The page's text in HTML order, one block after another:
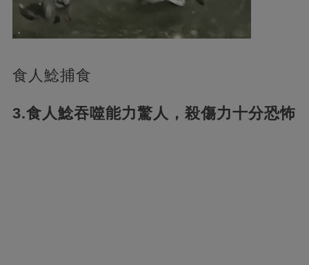
食人鯰捕食
3.食人鯰吞噬能力驚人，殺傷力十分恐怖